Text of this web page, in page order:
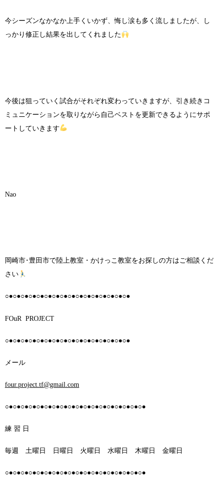
今シーズンなかなか上手くいかず、悔し涙も多く流しましたが、し
っかり修正し結果を出してくれました
今後は狙っていく試合がそれぞれ変わっていきますが、引き続きコ
ミュニケーションを取りながら自己ベストを更新できるようにサポ
ートしていきます
Nao
岡崎市･豊田市で陸上教室・かけっこ教室をお探しの方はご相談くだ
さい
○●○●○●○●○●○●○●○●○●○●○●○●○●○●○●○●
FOuR PROJECT
○●○●○●○●○●○●○●○●○●○●○●○●○●○●○●○●
メール
four.project.tf@gmail.com
○●○●○●○●○●○●○●○●○●○●○●○●○●○●○●○●○●○●
練 習 日
毎週 土曜日 日曜日 火曜日 水曜日 木曜日 金曜日
○●○●○●○●○●○●○●○●○●○●○●○●○●○●○●○●○●○●